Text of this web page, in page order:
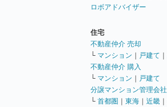
ロボアドバイザー
住宅
不動産仲介 売却
└ マンション ｜ 戸建て ｜
不動産仲介 購入
└ マンション ｜ 戸建て
分譲マンション管理会社
└ 首都圏 ｜ 東海 ｜ 近畿 ｜